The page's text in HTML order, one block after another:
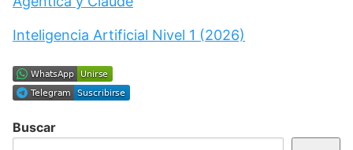
Inteligencia Artificial Nivel 1 (2026)
Buscar